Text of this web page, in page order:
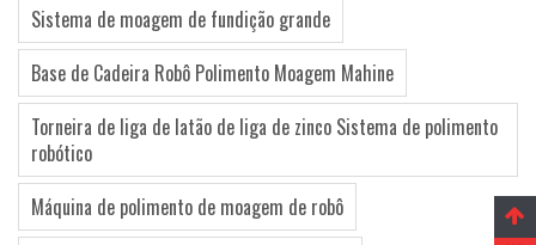
Sistema de moagem de fundição grande
Base de Cadeira Robô Polimento Moagem Mahine
Torneira de liga de latão de liga de zinco Sistema de polimento
robótico
Máquina de polimento de moagem de robô